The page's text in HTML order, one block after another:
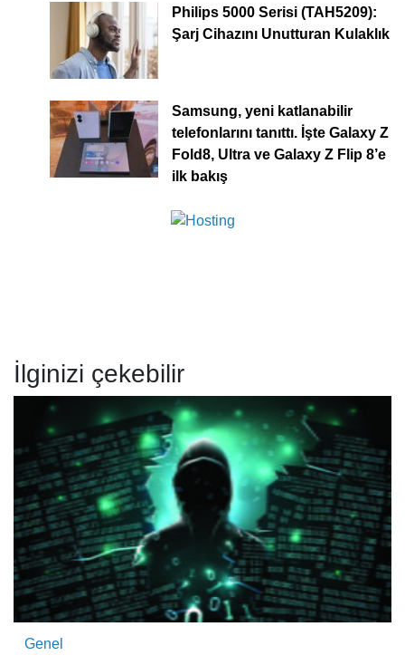
Philips 5000 Serisi (TAH5209):
Şarj Cihazını Unutturan Kulaklık
Samsung, yeni katlanabilir
telefonlarını tanıttı. İşte Galaxy Z
Fold8, Ultra ve Galaxy Z Flip 8’e
ilk bakış
İlginizi çekebilir
Genel